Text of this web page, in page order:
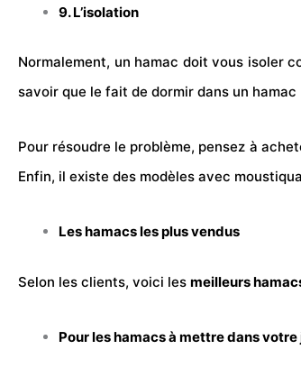
9. L’isolation
Normalement, un hamac doit vous isoler
savoir que le fait de dormir dans un
Pour résoudre le problème, pensez à
Enfin, il existe des modèles avec
Les hamacs les plus vendus
Selon les clients, voici les meilleurs
Pour les hamacs à mettre dans votre